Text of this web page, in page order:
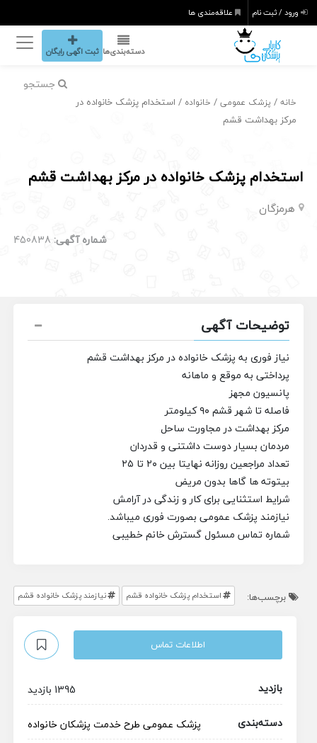
ورود / ثبت نام علاقه‌مندی ها
دسته‌بندی‌ها ثبت اگهی رایگان
جستجو
خانه / پزشک عمومی / خانواده / استخدام پزشک خانواده در
مرکز بهداشت قشم
استخدام پزشک خانواده در مرکز بهداشت قشم
هرمزگان
شماره آگهی: 450838
توضیحات آگهی
نیاز فوری به پزشک خانواده در مرکز بهداشت قشم
پرداختی به موقع و ماهانه
پانسیون مجهز
فاصله تا شهر‌ قشم ۹۰ کیلومتر
مرکز بهداشت در مجاورت ساحل
مردمان بسیار دوست داشتنی و قدردان
تعداد مراجعین روزانه نهایتا بین ۲۰ تا ۲۵
بیتوته ها گاها بدون مریض
شرایط استثنایی برای کار و زندگی در آرامش
نیازمند پزشک عمومی بصورت فوری میباشد.
شماره تماس مسئول گسترش خانم خطیبی
برچسب‌ها: استخدام پزشک خانواده قشم نیازمند پزشک خانواده قشم
اطلاعات تماس
بازدید
1395 بازدید
دسته‌بندی
پزشک عمومی طرح خدمت پزشکانخانواده